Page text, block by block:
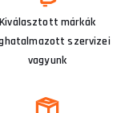
Kiválasztott márkák
szervizei
vagyunk